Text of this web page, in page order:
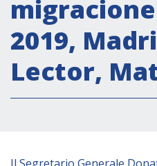
Patrimonio culturale
Empowerment socio-
2019,
Lector,